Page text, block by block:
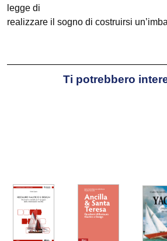
legge di
realizzare il sogno di costruirsi
Ti potrebbero